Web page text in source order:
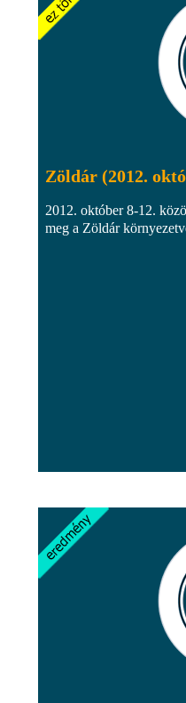
Zöldár (2012.
2012. október 8-12.
meg a Zöldár